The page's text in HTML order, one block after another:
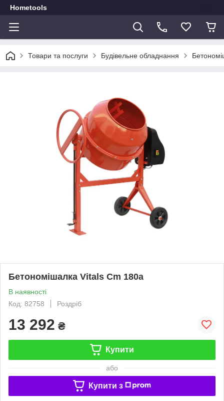
Hometools
Товари та послуги Будівельне обладнання
Бетономішалка Vitals Cm 180a
В наявності
Код: 82758
Роздріб
13 292 ₴
Купити
або
Купити з